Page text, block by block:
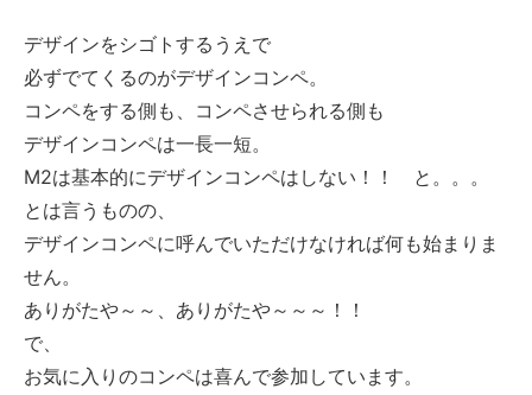
デザインをシゴトするうえで
必ずでてくるのがデザインコンペ。
コンペをする側も、コンペさせられる側も
デザインコンペは一長一短。
M2は基本的にデザインコンペはしない！！ と。。。
とは言うものの、
デザインコンペに呼んでいただけなければ何も始まりま
せん。
ありがたや～～、ありがたや～～～！！
で、
お気に入りのコンペは喜んで参加しています。